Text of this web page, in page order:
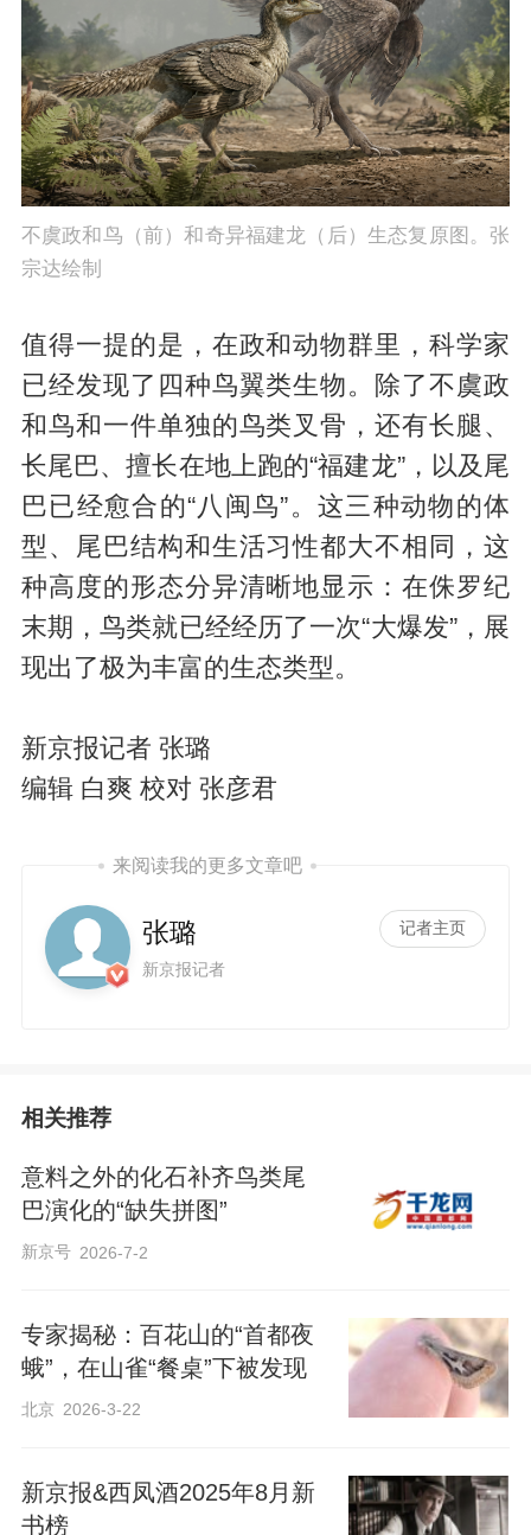
不虞政和鸟（前）和奇异福建龙（后）生态复原图。张
宗达绘制
值得一提的是，在政和动物群里，科学家
已经发现了四种鸟翼类生物。除了不虞政
和鸟和一件单独的鸟类叉骨，还有长腿、
长尾巴、擅长在地上跑的“福建龙”，以及尾
巴已经愈合的“八闽鸟”。这三种动物的体
型、尾巴结构和生活习性都大不相同，这
种高度的形态分异清晰地显示：在侏罗纪
末期，鸟类就已经经历了一次“大爆发”，展
现出了极为丰富的生态类型。
新京报记者 张璐
编辑 白爽 校对 张彦君
来阅读我的更多文章吧
张璐
新京报记者
记者主页
相关推荐
意料之外的化石补齐鸟类尾
巴演化的“缺失拼图”
新京号 2026-7-2
专家揭秘：百花山的“首都夜
蛾”，在山雀“餐桌”下被发现
北京 2026-3-22
新京报&西凤酒2025年8月新
书榜